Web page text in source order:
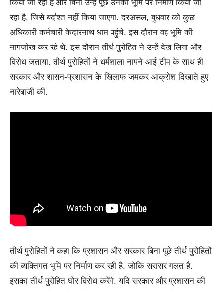
किया जा रहा है और बिना उन्हें पूछे उनकी भूमि पर निर्माण किया जा
रहा है, जिसे बर्दाश्त नहीं किया जाएगा. दरअसल, बुधवार को कुछ
अधिकारी कर्मचारी केदारनाथ धाम पहुंचे. इस दौरान वह भूमि की
नापजोख कर रहे थे. इस दौरान तीर्थ पुरोहित ने उन्हें देख लिया और
विरोध जताया. तीर्थ पुरोहितों ने धर्मशाला नापने आई टीम के साथ ही
सरकार और शासन-प्रशासन के खिलाफ जमकर आक्रोश दिखाते हुए
नारेबाजी की.
तीर्थ पुरोहितों ने कहा कि प्रशासन और सरकार बिना पूछे तीर्थ पुरोहितों
की व्यक्तिगत भूमि पर निर्माण कर रही है. जोकि सरासर गलत है.
इसका तीर्थ पुरोहित घोर विरोध करेंगे. यदि सरकार और प्रशासन की